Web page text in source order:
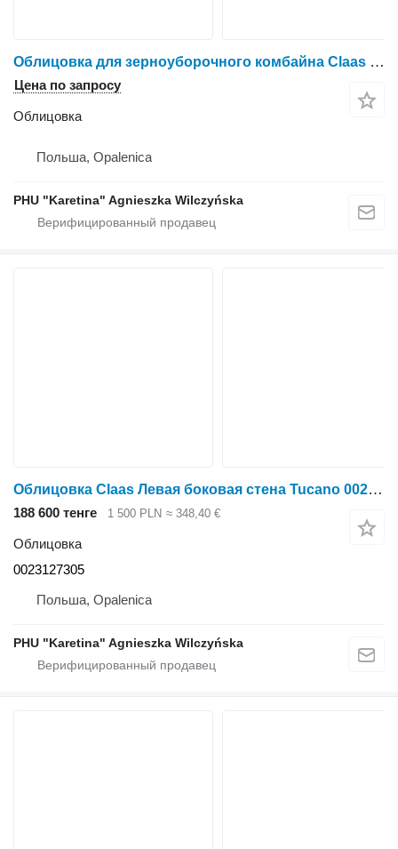
Облицовка для зерноуборочного комбайна Claas Mega Dominator 98
Цена по запросу
Облицовка
Польша, Opalenica
PHU "Karetina" Agnieszka Wilczyńska
Облицовка Claas Левая боковая стена Tucano 0023127305 для зерноуборочного комбайна Claas Tucano
188 600 тенге 1 500 PLN ≈ 348,40 €
Облицовка
0023127305
Польша, Opalenica
PHU "Karetina" Agnieszka Wilczyńska